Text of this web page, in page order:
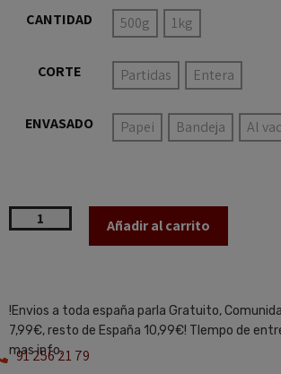
CANTIDAD 500g 1kg
CORTE Partidas Entera
ENVASADO Papei Bandeja Al
Añadir al carrito
!Envios a toda españa parla Gratuito,
7,99€, resto de España 10,99€! TIempo de
mas info.
91 256 21 79